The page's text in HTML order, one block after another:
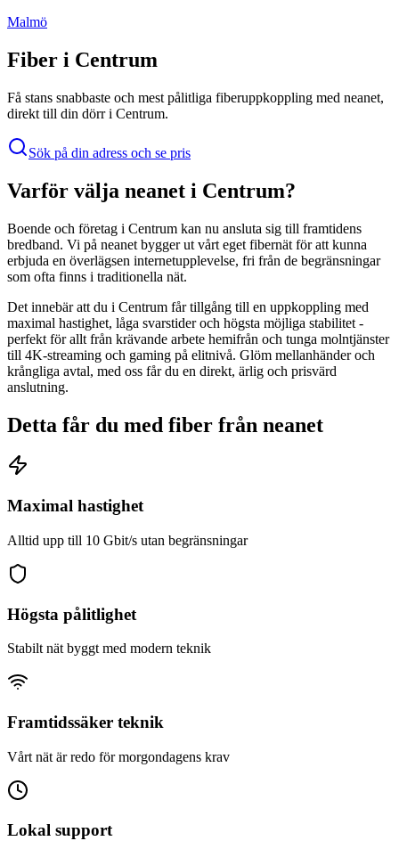
Malmö
Fiber i Centrum
Få stans snabbaste och mest pålitliga fiberuppkoppling med neanet,
direkt till din dörr i Centrum.
Sök på din adress och se pris
Varför välja neanet i Centrum?
Boende och företag i Centrum kan nu ansluta sig till framtidens
bredband. Vi på neanet bygger ut vårt eget fibernät för att kunna
erbjuda en överlägsen internetupplevelse, fri från de begränsningar
som ofta finns i traditionella nät.
Det innebär att du i Centrum får tillgång till en uppkoppling med
maximal hastighet, låga svarstider och högsta möjliga stabilitet -
perfekt för allt från krävande arbete hemifrån och tunga molntjänster
till 4K-streaming och gaming på elitnivå. Glöm mellanhänder och
krångliga avtal, med oss får du en direkt, ärlig och prisvärd
anslutning.
Detta får du med fiber från neanet
Maximal hastighet
Alltid upp till 10 Gbit/s utan begränsningar
Högsta pålitlighet
Stabilt nät byggt med modern teknik
Framtidssäker teknik
Vårt nät är redo för morgondagens krav
Lokal support